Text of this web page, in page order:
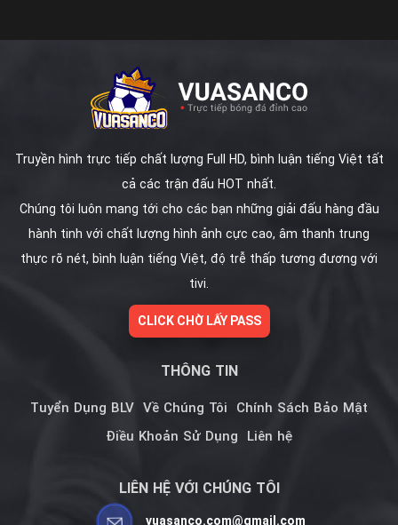
Truyền hình trực tiếp chất lượng Full HD, bình luận tiếng Việt tất
cả các trận đấu HOT nhất.
Chúng tôi luôn mang tới cho các bạn những giải đấu hàng đầu
hành tinh với chất lượng hình ảnh cực cao, âm thanh trung
thực rõ nét, bình luận tiếng Việt, độ trễ thấp tương đương với
tivi.
CLICK CHỜ LẤY PASS
THÔNG TIN
Tuyển Dụng BLV Về Chúng Tôi
Chính Sách Bảo Mật
Điều Khoản Sử Dụng
Liên hệ
LIÊN HỆ VỚI CHÚNG TÔI
vuasanco.com@gmail.com